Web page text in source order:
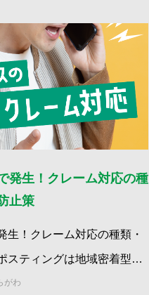
発生！クレーム対応の種
止策
生！クレーム対応の種類・
スティングは地域密着型の
企業に活用されていますが
がわ